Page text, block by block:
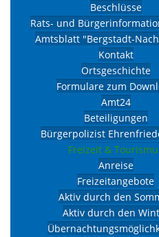
Beschlüsse
Rats- und
Amtsblatt "Bergstadt-
Kontakt
Ortsgeschichte
Formulare zum
Amt24
Beteiligungen
Bürgerpolizist
Freizeit &
Anreise
Freizeitangebote
Aktiv durch den
Aktiv durch den
25.09.2026
Haus der
(Max-
hdg@stadt-
Lesung mit Gespräch